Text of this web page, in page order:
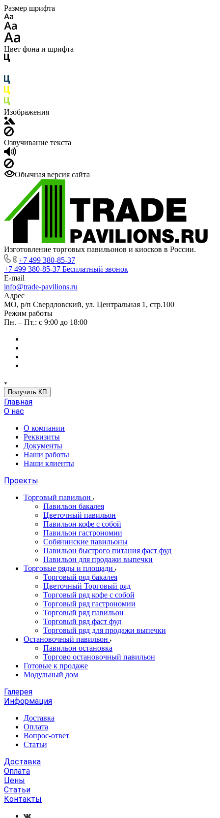
Размер шрифта
Цвет фона и шрифта
Изображения
Озвучивание текста
Обычная версия сайта
Изготовление торговых павильонов и киосков в России.
+7 499 380-85-37
+7 499 380-85-37 Бесплатный звонок
E-mail
info@trade-pavilions.ru
Адрес
МО, р/п Свердловский, ул. Центральная 1, стр.100
Режим работы
Пн. – Пт.: с 9:00 до 18:00
Получить КП
Главная
О нас
О компании
Реквизиты
Документы
Наши работы
Наши клиенты
Проекты
Торговый павильон
Павильон бакалея
Цветочный павильон
Павильон кофе с собой
Павильон гастрономии
Собянинские павильоны
Павильон быстрого питания фаст фуд
Павильон для продажи выпечки
Торговые ряды и площади
Торговый ряд бакалея
Цветочный Торговый ряд
Торговый ряд кофе с собой
Торговый ряд гастрономии
Торговый ряд павильон
Торговый ряд фаст фуд
Торговый ряд для продажи выпечки
Остановочный павильон
Павильон остановка
Торгово остановочный павильон
Готовые к продаже
Модульный дом
Галерея
Информация
Доставка
Оплата
Вопрос-ответ
Статьи
Доставка
Оплата
Цены
Статьи
Контакты